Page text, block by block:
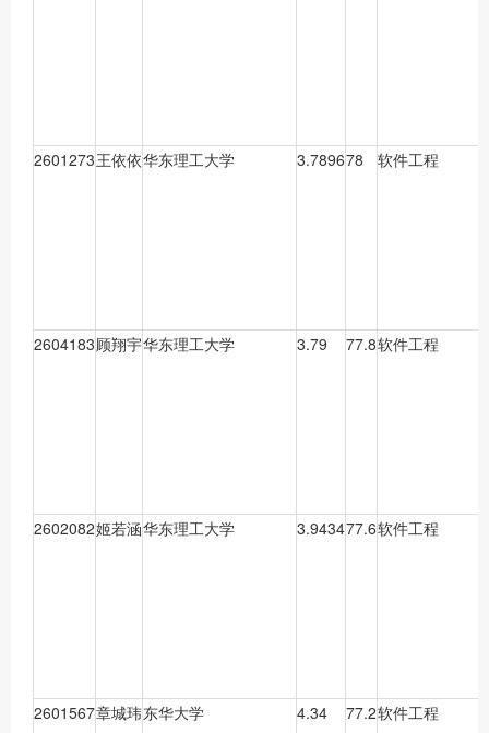
2601273王依依华东理工大学 3.789678 软件工程
2604183顾翔宇华东理工大学 3.79 77.8软件工程
2602082姬若涵华东理工大学 3.943477.6软件工程
2601567章城玮东华大学 4.34 77.2软件工程